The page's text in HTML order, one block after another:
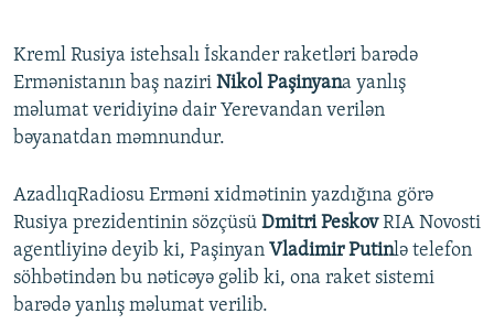
XƏBƏR BÜLLETENLƏRIMIZ
Kreml Rusiya istehsalı İskander raketləri barədə
Ermənistanın baş naziri Nikol Paşinyana yanlış
məlumat veridiyinə dair Yerevandan verilən
bəyanatdan məmnundur.
AzadlıqRadiosu Erməni xidmətinin yazdığına görə
Rusiya prezidentinin sözçüsü Dmitri PeskovRIA Novosti
agentliyinə deyib ki, Paşinyan Vladimir Putinlə telefon
söhbətindən bu nəticəyə gəlib ki, ona raket sistemi
barədə yanlış məlumat verilib.